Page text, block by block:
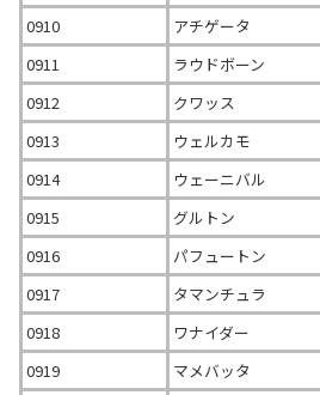
0910
アチゲータ
0911
ラウドボーン
0912
クワッス
0913
ウェルカモ
0914
ウェーニバル
0915
グルトン
0916
パフュートン
0917
タマンチュラ
0918
ワナイダー
0919
マメバッタ